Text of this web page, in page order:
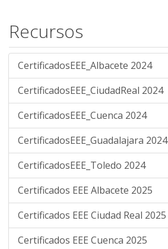
Recursos
CertificadosEEE_Albacete 2024
CertificadosEEE_CiudadReal 2024
CertificadosEEE_Cuenca 2024
CertificadosEEE_Guadalajara 2024
CertificadosEEE_Toledo 2024
Certificados EEE Albacete 2025
Certificados EEE Ciudad Real 2025
Certificados EEE Cuenca 2025